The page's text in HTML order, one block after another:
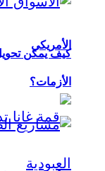
الأمريكي
كيف يمكن
الأزمات؟